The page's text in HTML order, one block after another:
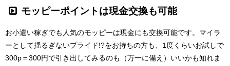
モッピーポイントは現金交換も可能
お小遣い稼ぎでも人気のモッピーは現金にも交換可能です。マイラ
ーとして揺るぎないプライド!?をお持ちの方も、1度くらいお試しで
300p＝300円で引き出してみるのも（万一に備え）いいかも知れま